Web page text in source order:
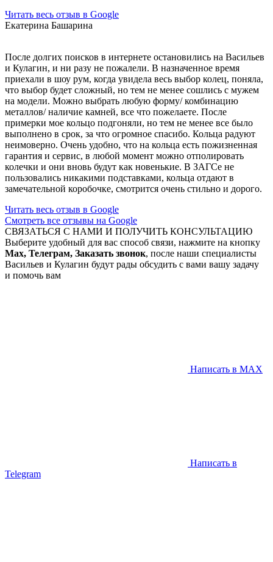
Читать весь отзыв в Google
Екатерина Башарина
После долгих поисков в интернете остановились на Васильев
и Кулагин, и ни разу не пожалели. В назначенное время
приехали в шоу рум, когда увидела весь выбор колец, поняла,
что выбор будет сложный, но тем не менее сошлись с мужем
на модели. Можно выбрать любую форму/ комбинацию
металлов/ наличие камней, все что пожелаете. После
примерки мое кольцо подгоняли, но тем не менее все было
выполнено в срок, за что огромное спасибо. Кольца радуют
неимоверно. Очень удобно, что на кольца есть пожизненная
гарантия и сервис, в любой момент можно отполировать
колечки и они вновь будут как новенькие. В ЗАГСе не
пользовались никакими подставками, кольца отдают в
замечательной коробочке, смотрится очень стильно и дорого.
Читать весь отзыв в Google
Смотреть все отзывы на Google
СВЯЗАТЬСЯ С НАМИ И ПОЛУЧИТЬ КОНСУЛЬТАЦИЮ
Выберите удобный для вас способ связи, нажмите на кнопку
Max, Телеграм, Заказать звонок, после наши специалисты
Васильев и Кулагин будут рады обсудить с вами вашу задачу
и помочь вам
Написать в MAX
Написать в
Telegram